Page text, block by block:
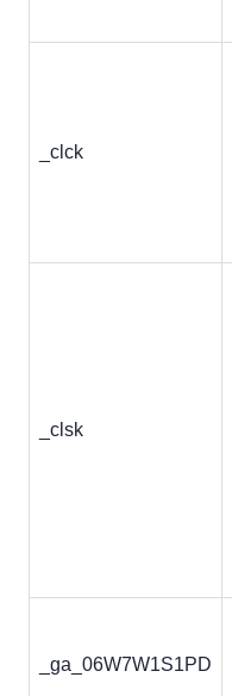
_clck
_clsk
_ga_06W7W1S1PD